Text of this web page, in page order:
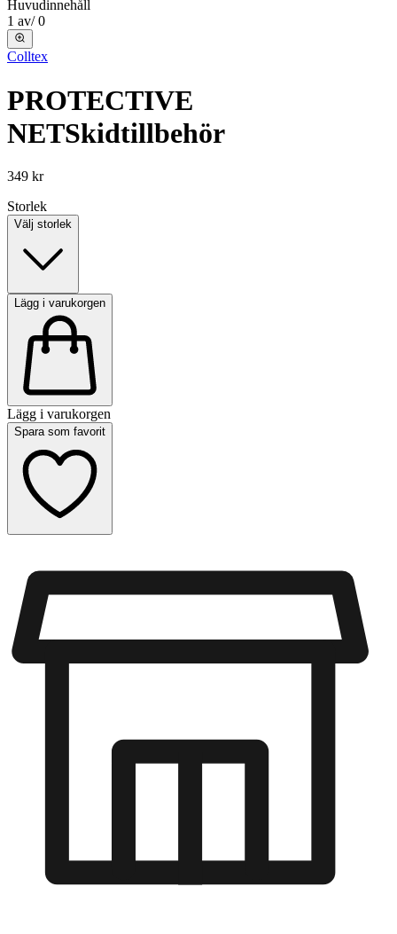
Huvudinnehåll
1 av/ 0
Colltex
PROTECTIVE
NETSkidtillbehör
349 kr
Storlek
Välj storlek
Lägg i varukorgen
Lägg i varukorgen
Spara som favorit